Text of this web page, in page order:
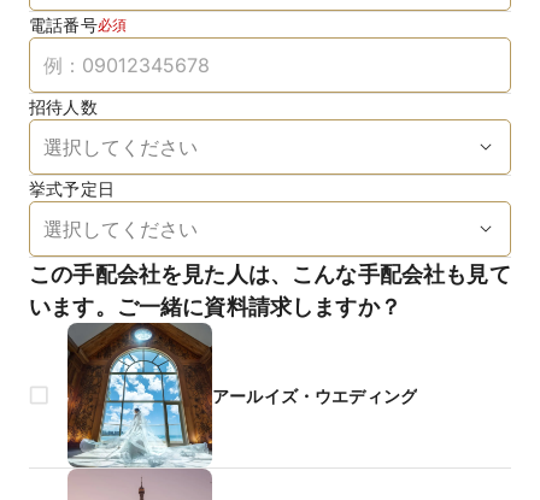
電話番号必須
招待人数
挙式予定日
この手配会社を見た人は、こんな手配会社も見て
います。ご一緒に資料請求しますか？
アールイズ・ウエディング